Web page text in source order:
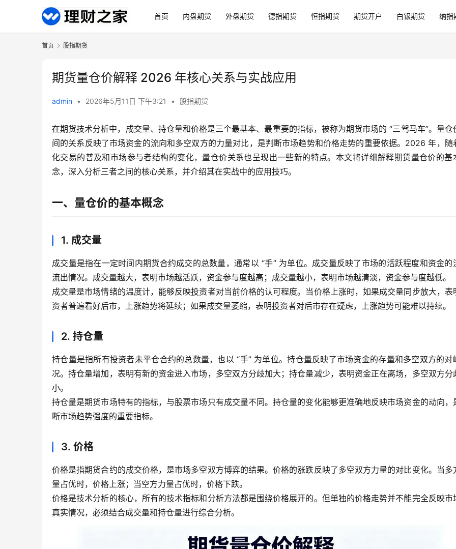
首页 内盘期货 外盘期货 德指期货 恒指期货 期货开户 白银期货 纳指
首页 股指期货
期货量仓价解释 2026 年核心关系与实战应用
admin • 2026年5月11日 下午3:21 • 股指期货
在期货技术分析中，成交量、持仓量和价格是三个最基本、最重要的指标，被称为期货市场的 “三驾马车”。量仓
间的关系反映了市场资金的流向和多空双方的力量对比，是判断市场趋势和价格走势的重要依据。2026 年，随
化交易的普及和市场参与者结构的变化，量仓价关系也呈现出一些新的特点。本文将详细解释期货量仓价的基
念，深入分析三者之间的核心关系，并介绍其在实战中的应用技巧。
一、量仓价的基本概念
1. 成交量
成交量是指在一定时间内期货合约成交的总数量，通常以 “手” 为单位。成交量反映了市场的活跃程度和资金的
流出情况。成交量越大，表明市场越活跃，资金参与度越高；成交量越小，表明市场越清淡，资金参与度越低。
成交量是市场情绪的温度计，能够反映投资者对当前价格的认可程度。当价格上涨时，如果成交量同步放大，表
资者普遍看好后市，上涨趋势将延续；如果成交量萎缩，表明投资者对后市存在疑虑，上涨趋势可能难以持续。
2. 持仓量
持仓量是指所有投资者未平仓合约的总数量，也以 “手” 为单位。持仓量反映了市场资金的存量和多空双方的对
况。持仓量增加，表明有新的资金进入市场，多空双方分歧加大；持仓量减少，表明资金正在离场，多空双方分
小。
持仓量是期货市场特有的指标，与股票市场只有成交量不同。持仓量的变化能够更准确地反映市场资金的动向，
断市场趋势强度的重要指标。
3. 价格
价格是指期货合约的成交价格，是市场多空双方博弈的结果。价格的涨跌反映了多空双方力量的对比变化。当多
量占优时，价格上涨；当空方力量占优时，价格下跌。
价格是技术分析的核心，所有的技术指标和分析方法都是围绕价格展开的。但单独的价格走势并不能完全反映市
真实情况，必须结合成交量和持仓量进行综合分析。